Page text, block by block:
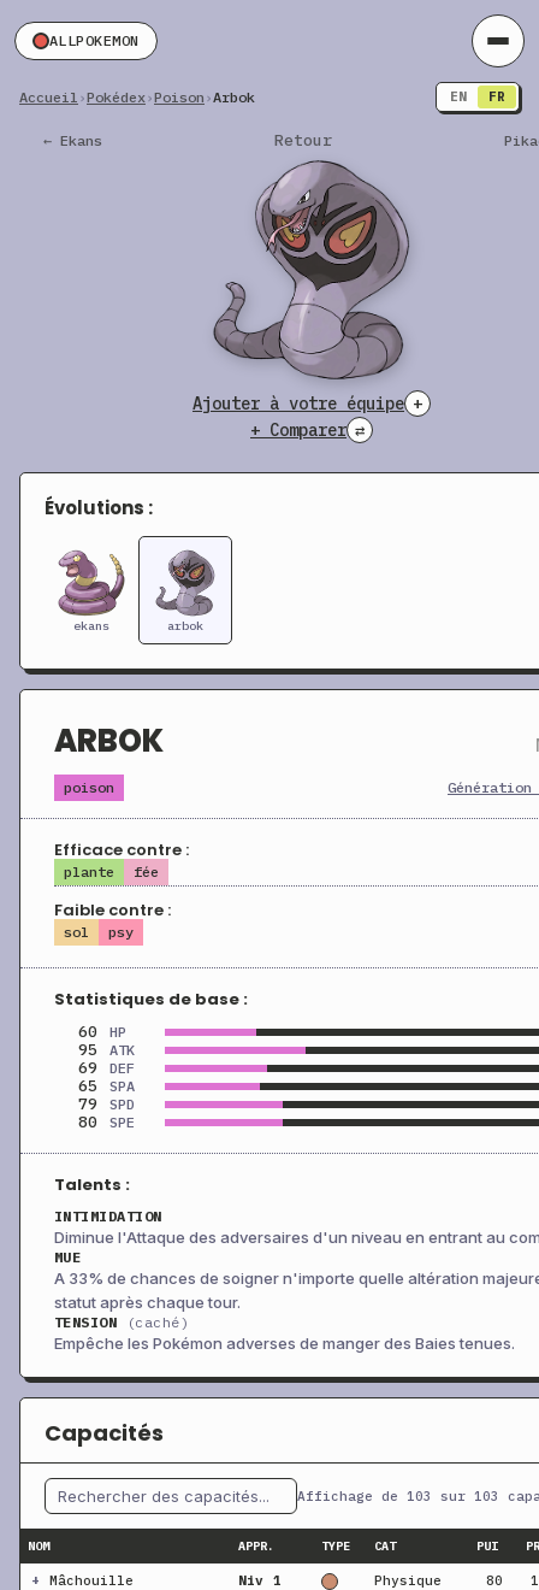
ALLPOKEMON
Accueil ›Pokédex›Poison ›Arbok EN FR
← Ekans Retour
Ajouter à votre équipe +
+ Comparer ⇄
Évolutions :
ekans arbok
ARBOK
poison Génération
Efficace contre :
plante fée
Faible contre :
sol psy
Statistiques de base :
60 HP
95 ATK
69 DEF
65 SPA
79 SPD
80 SPE
Talents :
INTIMIDATION
Diminue l'Attaque des adversaires d'un niveau en entrant au
MUE
A 33% de chances de soigner n'importe quelle altération
statut après chaque tour.
TENSION (caché)
Empêche les Pokémon adverses de manger des Baies tenues.
Capacités
Affichage de 103 sur 103
NOM APPR. TYPE CAT PUI
+ Mâchouille Niv 1 Physique 80